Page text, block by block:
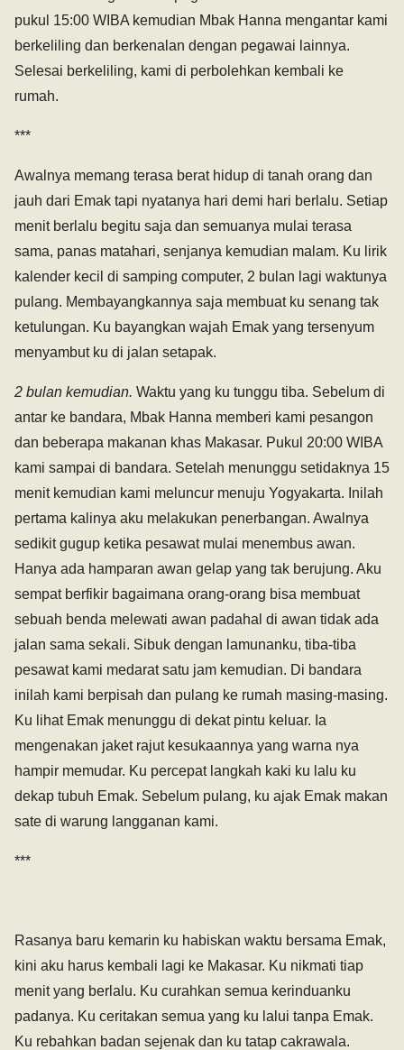
pukul 15:00 WIBA kemudian Mbak Hanna mengantar kami
berkeliling dan berkenalan dengan pegawai lainnya.
Selesai berkeliling, kami di perbolehkan kembali ke
rumah.
***
Awalnya memang terasa berat hidup di tanah orang dan
jauh dari Emak tapi nyatanya hari demi hari berlalu. Setiap
menit berlalu begitu saja dan semuanya mulai terasa
sama, panas matahari, senjanya kemudian malam. Ku lirik
kalender kecil di samping computer, 2 bulan lagi waktunya
pulang. Membayangkannya saja membuat ku senang tak
ketulungan. Ku bayangkan wajah Emak yang tersenyum
menyambut ku di jalan setapak.
2 bulan kemudian. Waktu yang ku tunggu tiba. Sebelum di
antar ke bandara, Mbak Hanna memberi kami pesangon
dan beberapa makanan khas Makasar. Pukul 20:00 WIBA
kami sampai di bandara. Setelah menunggu setidaknya 15
menit kemudian kami meluncur menuju Yogyakarta. Inilah
pertama kalinya aku melakukan penerbangan. Awalnya
sedikit gugup ketika pesawat mulai menembus awan.
Hanya ada hamparan awan gelap yang tak berujung. Aku
sempat berfikir bagaimana orang-orang bisa membuat
sebuah benda melewati awan padahal di awan tidak ada
jalan sama sekali. Sibuk dengan lamunanku, tiba-tiba
pesawat kami medarat satu jam kemudian. Di bandara
inilah kami berpisah dan pulang ke rumah masing-masing.
Ku lihat Emak menunggu di dekat pintu keluar. Ia
mengenakan jaket rajut kesukaannya yang warna nya
hampir memudar. Ku percepat langkah kaki ku lalu ku
dekap tubuh Emak. Sebelum pulang, ku ajak Emak makan
sate di warung langganan kami.
***
Rasanya baru kemarin ku habiskan waktu bersama Emak,
kini aku harus kembali lagi ke Makasar. Ku nikmati tiap
menit yang berlalu. Ku curahkan semua kerinduanku
padanya. Ku ceritakan semua yang ku lalui tanpa Emak.
Ku rebahkan badan sejenak dan ku tatap cakrawala.